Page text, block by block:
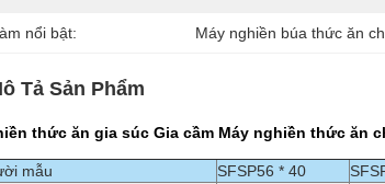
nổi bật: Máy nghiền búa thức ăn
Tả Sản Phẩm
thức ăn gia súc Gia cầm Máy nghiền thức ăn
mẫu SFSP56 * 40